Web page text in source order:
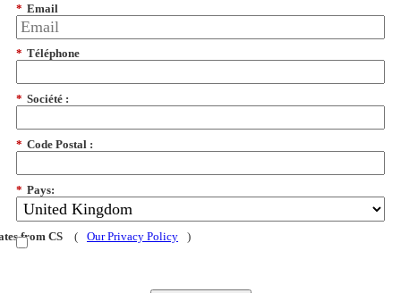
* Email
* Téléphone
* Société :
* Code Postal :
* Pays:
from CS ( Our Privacy Policy )